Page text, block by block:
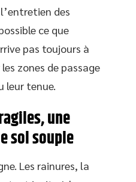
des
ce que
pas toujours à
zones de passage
leur tenue.
une
sol souple
Les rainures, la